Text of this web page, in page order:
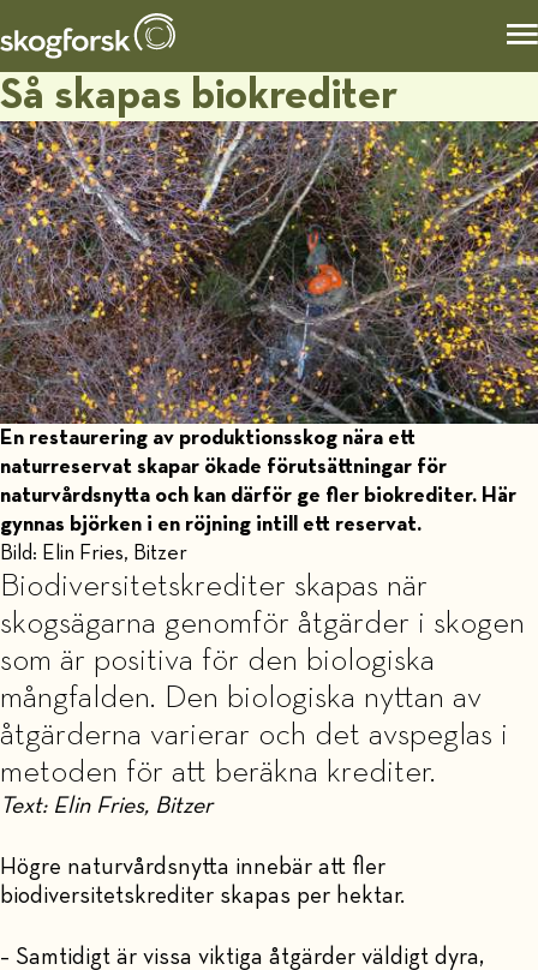
Så skapas biokrediter
En restaurering av produktionsskog nära ett
naturreservat skapar ökade förutsättningar för
naturvårdsnytta och kan därför ge fler biokrediter. Här
gynnas björken i en röjning intill ett reservat.
Bild: Elin Fries, Bitzer
Biodiversitetskrediter skapas när
skogsägarna genomför åtgärder i skogen
som är positiva för den biologiska
mångfalden. Den biologiska nyttan av
åtgärderna varierar och det avspeglas i
metoden för att beräkna krediter.
Text: Elin Fries, Bitzer
Högre naturvårdsnytta innebär att fler
biodiversitetskrediter skapas per hektar.
– Samtidigt är vissa viktiga åtgärder väldigt dyra,